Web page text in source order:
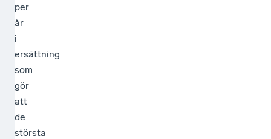
per
år
i
ersättning
som
gör
att
de
största